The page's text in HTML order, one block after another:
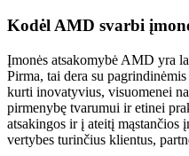
Kodėl AMD svarbi
Įmonės atsakomybė AMD yra
Pirma, tai dera su
kurti inovatyvius, visuomenei
pirmenybę tvarumui ir etinei
atsakingos ir į ateitį mąstančios
vertybes turinčius klientus,